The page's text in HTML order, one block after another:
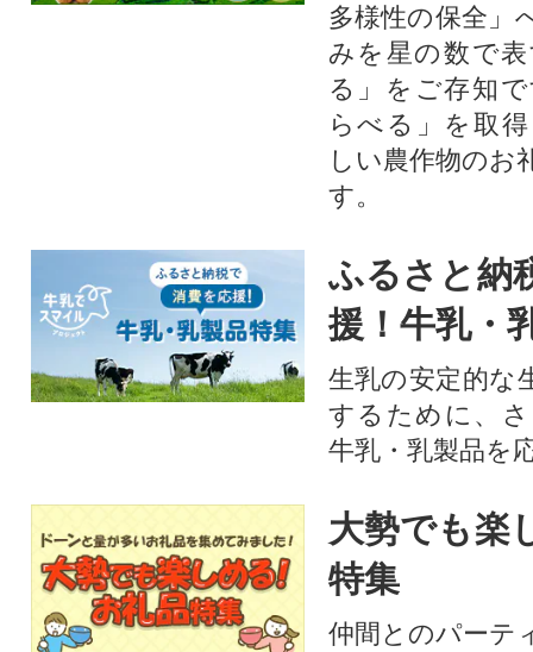
多様性の保全」
みを星の数で
る」をご存知
らべる」を取
しい農作物のお
す。​
ふるさと納
援！牛乳・
生乳の安定的な
するために、
牛乳・乳製品を
大勢でも楽
特集
仲間とのパーテ